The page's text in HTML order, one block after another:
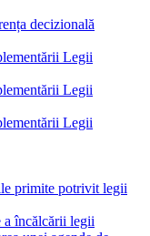
decizională
Legii
Legii
Legii
primite potrivit legii
a încălcării legii